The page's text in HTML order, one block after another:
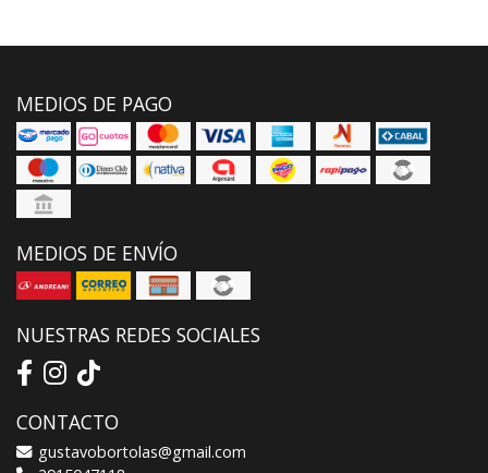
MEDIOS DE PAGO
MEDIOS DE ENVÍO
NUESTRAS REDES SOCIALES
CONTACTO
gustavobortolas@gmail.com